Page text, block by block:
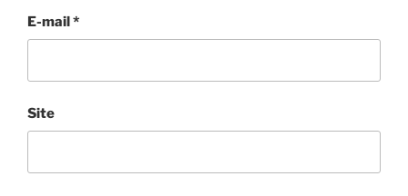
E-mail*
Site